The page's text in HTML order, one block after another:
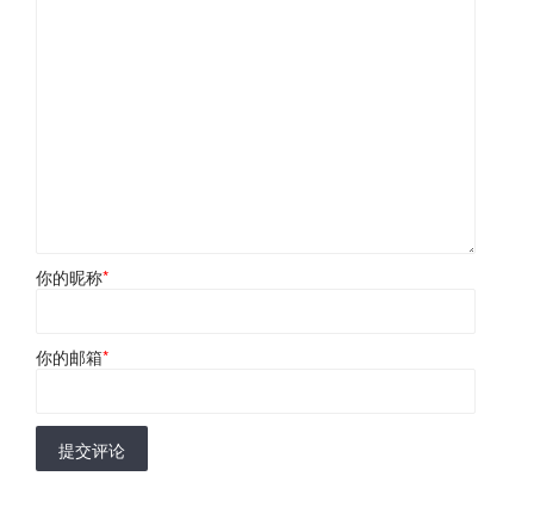
你的昵称*
你的邮箱*
提交评论